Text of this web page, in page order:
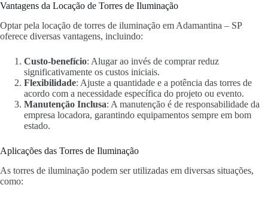
Vantagens da Locação de Torres de Iluminação
Optar pela locação de torres de iluminação em Adamantina – SP
oferece diversas vantagens, incluindo:
Custo-benefício: Alugar ao invés de comprar reduz
significativamente os custos iniciais.
Flexibilidade: Ajuste a quantidade e a potência das torres de
acordo com a necessidade específica do projeto ou evento.
Manutenção Inclusa: A manutenção é de responsabilidade da
empresa locadora, garantindo equipamentos sempre em bom
estado.
Aplicações das Torres de Iluminação
As torres de iluminação podem ser utilizadas em diversas situações,
como: